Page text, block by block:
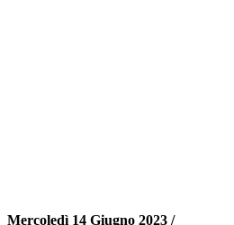
Mercoledì 14 Giugno 2023 /